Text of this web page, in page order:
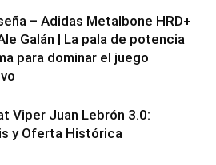
– Adidas Metalbone HRD+
Galán | La pala de potencia
para dominar el juego
Viper Juan Lebrón 3.0:
y Oferta Histórica